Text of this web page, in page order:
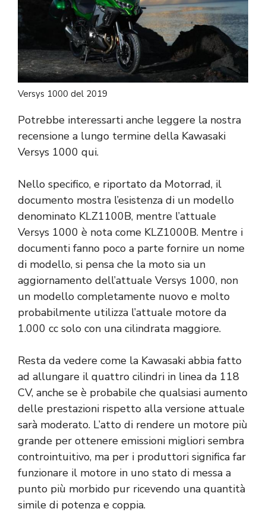
Versys 1000 del 2019
Potrebbe interessarti anche leggere la nostra
recensione a lungo termine della Kawasaki
Versys 1000 qui.
Nello specifico, e riportato da Motorrad, il
documento mostra l’esistenza di un modello
denominato KLZ1100B, mentre l’attuale
Versys 1000 è nota come KLZ1000B. Mentre i
documenti fanno poco a parte fornire un nome
di modello, si pensa che la moto sia un
aggiornamento dell’attuale Versys 1000, non
un modello completamente nuovo e molto
probabilmente utilizza l’attuale motore da
1.000 cc solo con una cilindrata maggiore.
Resta da vedere come la Kawasaki abbia fatto
ad allungare il quattro cilindri in linea da 118
CV, anche se è probabile che qualsiasi aumento
delle prestazioni rispetto alla versione attuale
sarà moderato. L’atto di rendere un motore più
grande per ottenere emissioni migliori sembra
controintuitivo, ma per i produttori significa far
funzionare il motore in uno stato di messa a
punto più morbido pur ricevendo una quantità
simile di potenza e coppia.